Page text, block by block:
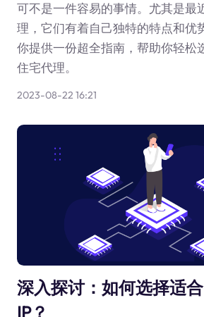
可不是一件容易的事情。尤其是最
理，它们有着自己独特的特点和优
你提供一份超全指南，帮助你轻松
住宅代理。
2023-08-22 16:21
深入探讨：如何选择适
IP？